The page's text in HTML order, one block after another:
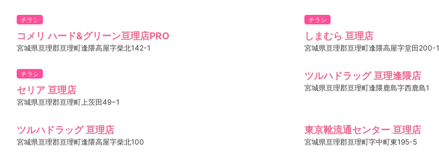
チラシ
コメリ ハード&グリーン亘理店PRO
宮城県亘理郡亘理町逢隈高屋字柴北142-1
チラシ
しまむら 亘理店
宮城県亘理郡亘理町逢隈高屋字堂田200-1
チラシ
セリア 亘理店
宮城県亘理郡亘理町上茨田49−1
ツルハドラッグ 亘理逢隈店
宮城県亘理郡亘理町逢隈鹿島字西鹿島1
ツルハドラッグ 亘理店
宮城県亘理郡亘理町逢隈高屋字柴北100
東京靴流通センター 亘理店
宮城県亘理郡亘理町字中町東195-5